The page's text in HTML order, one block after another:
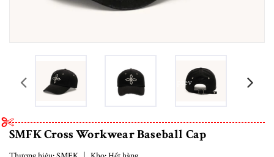
prev
SMFK Cross Workwear Baseball Cap